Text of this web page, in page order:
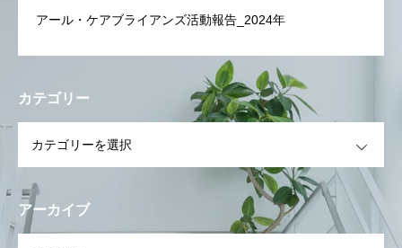
アール・ケアブライアンズ活動報告_2024年
カテゴリー
アーカイブ